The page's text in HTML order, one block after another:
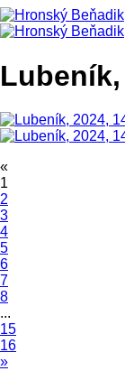
Lubeník,
«
1
2
3
4
5
6
7
8
...
15
16
»